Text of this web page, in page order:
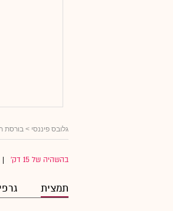
גלובס פיננסי > בורסת
בהשהיה של 15 דק'
תמצית